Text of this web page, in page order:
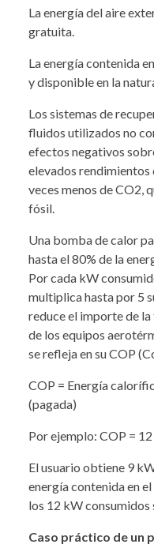
La energía del aire
gratuita.
La energía contenida
y disponible en la
Los sistemas de
fluidos utilizados no
efectos negativos
elevados
veces menos de CO2,
fósil.
Una bomba de calor
hasta el 80% de la
Por cada kW
multiplica hasta por 5
reduce el importe de
de los equipos
se refleja en su COP
COP = Energía
(pagada)
Por ejemplo: COP =
El usuario obtiene 9
energía contenida en
los 12 kW consumidos
Caso práctico de un